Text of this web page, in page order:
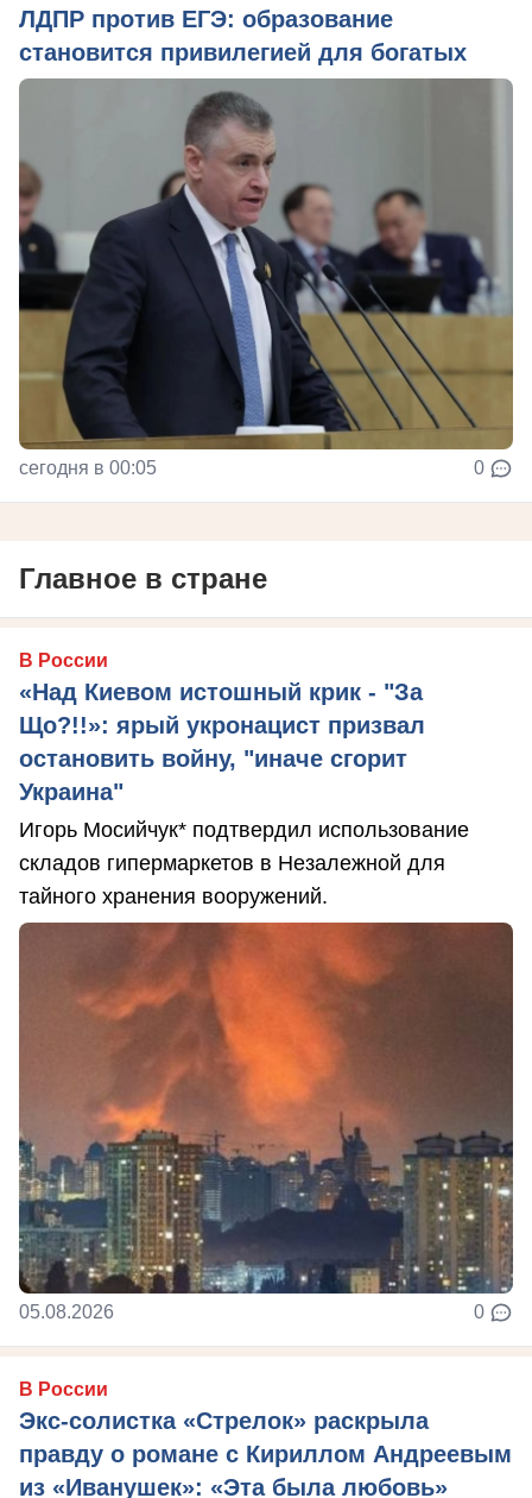
ЛДПР против ЕГЭ: образование
становится привилегией для богатых
сегодня в 00:05 0
Главное в стране
В России
«Над Киевом истошный крик - "За
Що?!!»: ярый укронацист призвал
остановить войну, "иначе сгорит
Украина"
Игорь Мосийчук* подтвердил использование
складов гипермаркетов в Незалежной для
тайного хранения вооружений.
05.08.2026 0
В России
Экс-солистка «Стрелок» раскрыла
правду о романе с Кириллом Андреевым
из «Иванушек»: «Эта была любовь»